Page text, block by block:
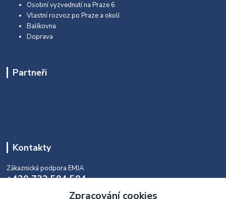
Osobní vyzvednutí na Praze 6
Vlastní rozvoz po Praze a okolí
Balíkovna
Doprava
Partneři
Kontakty
Zákaznická podpora EMJA
+420 732 504 504
(během naší aktuální otevírací doby)Zpracování cookies